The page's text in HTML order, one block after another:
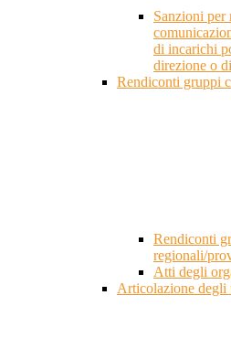
Sanzioni per
di incarichi
direzione o
Rendiconti gruppi
Rendiconti
regionali/
Atti degli
Articolazione degli